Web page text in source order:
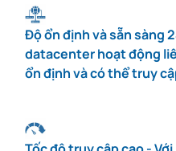
Độ ổn định và sẵn sàng
datacenter hoạt động
ổn định và có thể truy